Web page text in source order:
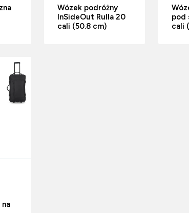
Wózek podróżny
InSideOut Rulla 20
cali (50.8 cm)
pod
cali